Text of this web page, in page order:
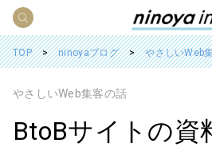
TOP ninoyaブログ やさしいWeb
やさしいWeb集客の話
BtoBサイトの資